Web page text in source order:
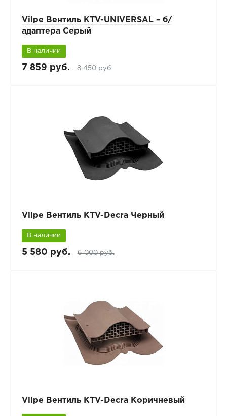
Vilpe Вентиль KTV-UNIVERSAL – б/
адаптера Серый
В наличии
7 859 руб. 8 450 руб.
Vilpe Вентиль KTV-Decra Черный
В наличии
5 580 руб. 6 000 руб.
Vilpe Вентиль KTV-Decra Коричневый